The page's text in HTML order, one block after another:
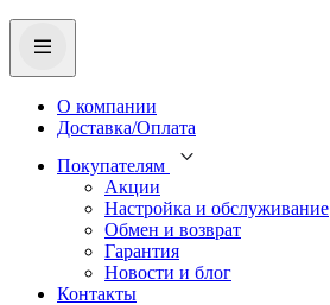
О компании
Доставка/Оплата
Покупателям
Акции
Настройка и обслуживание
Обмен и возврат
Гарантия
Новости и блог
Контакты